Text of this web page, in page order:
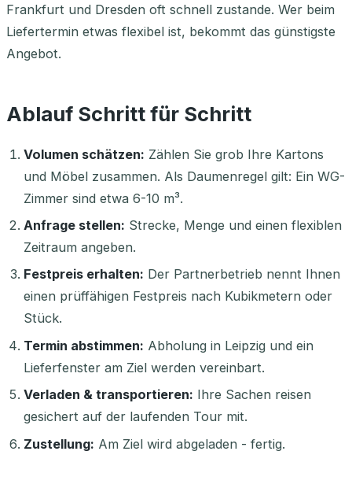
Frankfurt und Dresden oft schnell zustande. Wer beim
Liefertermin etwas flexibel ist, bekommt das günstigste
Angebot.
Ablauf Schritt für Schritt
Volumen schätzen: Zählen Sie grob Ihre Kartons
und Möbel zusammen. Als Daumenregel gilt: Ein WG-
Zimmer sind etwa 6-10 m³.
Anfrage stellen: Strecke, Menge und einen flexiblen
Zeitraum angeben.
Festpreis erhalten: Der Partnerbetrieb nennt Ihnen
einen prüffähigen Festpreis nach Kubikmetern oder
Stück.
Termin abstimmen: Abholung in Leipzig und ein
Lieferfenster am Ziel werden vereinbart.
Verladen & transportieren: Ihre Sachen reisen
gesichert auf der laufenden Tour mit.
Zustellung: Am Ziel wird abgeladen - fertig.